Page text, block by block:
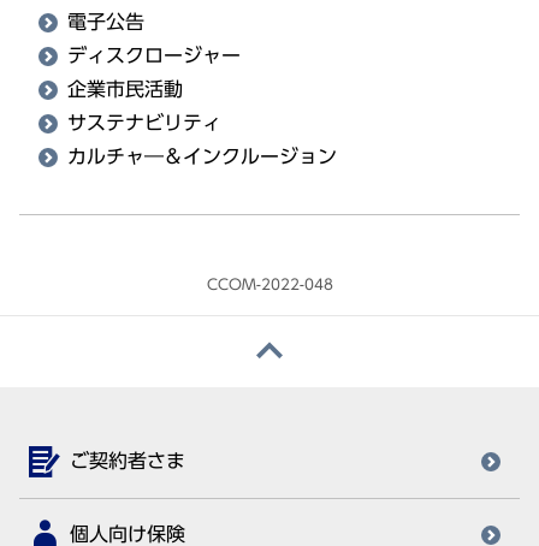
電子公告
ディスクロージャー
企業市民活動
サステナビリティ
カルチャ―＆インクルージョン
CCOM-2022-048
ご契約者さま
個人向け保険